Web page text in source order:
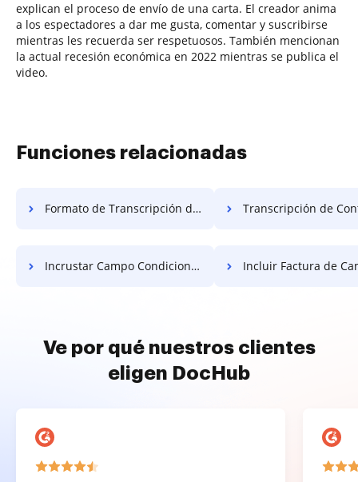
explican el proceso de envío de una carta. El creador anima
a los espectadores a dar me gusta, comentar y suscribirse
mientras les recuerda ser respetuosos. También mencionan
la actual recesión económica en 2022 mientras se publica el
video.
Funciones relacionadas
Formato de Transcripción de Contacto Gratis Transcripción de Contacto
Incrustar Campo Condicional Factura Gratis Incluir Factura de Campo
Ve por qué nuestros clientes
eligen DocHub